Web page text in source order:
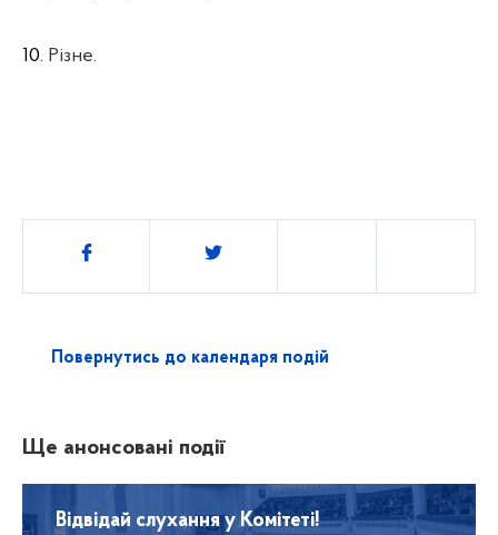
10. Різне.
Поділитись
Повернутись до календаря подій
Ще анонсовані події
Відвідай слухання у Комітеті!